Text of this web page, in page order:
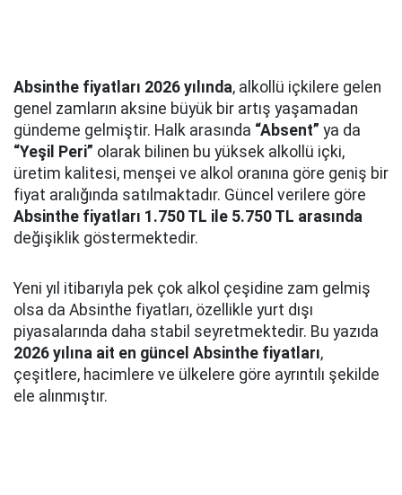
Absinthe fiyatları 2026 yılında, alkollü içkilere gelen
genel zamların aksine büyük bir artış yaşamadan
gündeme gelmiştir. Halk arasında “Absent” ya da
“Yeşil Peri” olarak bilinen bu yüksek alkollü içki,
üretim kalitesi, menşei ve alkol oranına göre geniş bir
fiyat aralığında satılmaktadır. Güncel verilere göre
Absinthe fiyatları 1.750 TL ile 5.750 TL arasında
değişiklik göstermektedir.
Yeni yıl itibarıyla pek çok alkol çeşidine zam gelmiş
olsa da Absinthe fiyatları, özellikle yurt dışı
piyasalarında daha stabil seyretmektedir. Bu yazıda
2026 yılına ait en güncel Absinthe fiyatları,
çeşitlere, hacimlere ve ülkelere göre ayrıntılı şekilde
ele alınmıştır.